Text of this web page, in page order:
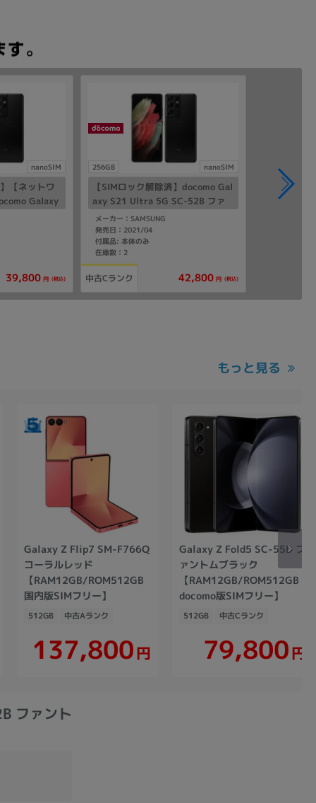
nanoSIM
【ネットワ
Galaxy
ファント
39,800 円 (税込)
256GB nanoSIM
【SIMロック解除済】docomo Gal
axy S21 Ultra 5G SC-52B ファ
ントムブラック
メーカー：SAMSUNG
発売日：2021/04
付属品: 本体のみ
在庫数：2
中古Cランク 42,800 円 (税込)
もっと見る
Galaxy Z Flip7 SM-F766Q
コーラルレッド
【RAM12GB/ROM512GB
国内版SIMフリー】
512GB 中古Aランク
137,800円
Galaxy Z Fold5 SC-55D フ
ァントムブラック
【RAM12GB/ROM512GB
docomo版SIMフリー】
512GB 中古Cランク
79,800円
ファント